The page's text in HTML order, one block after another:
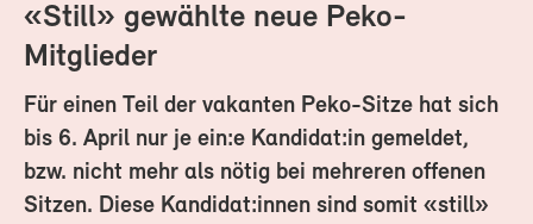
«Still» gewählte neue Peko-
Mitglieder
Für einen Teil der vakanten Peko-Sitze hat sich
bis 6. April nur je ein:e Kandidat:in gemeldet,
bzw. nicht mehr als nötig bei mehreren offenen
Sitzen. Diese Kandidat:innen sind somit «still»